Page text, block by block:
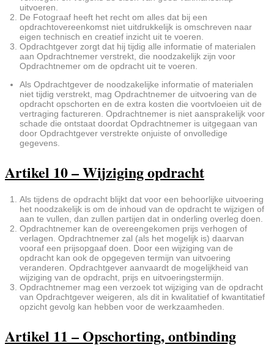
uitvoeren.
De Fotograaf heeft het recht om alles dat bij een
opdrachtovereenkomst niet uitdrukkelijk is omschreven naar
eigen technisch en creatief inzicht uit te voeren.
Opdrachtgever zorgt dat hij tijdig alle informatie of materialen
aan Opdrachtnemer verstrekt, die noodzakelijk zijn voor
Opdrachtnemer om de opdracht uit te voeren.
Als Opdrachtgever de noodzakelijke informatie of materialen
niet tijdig verstrekt, mag Opdrachtnemer de uitvoering van de
opdracht opschorten en de extra kosten die voortvloeien uit de
vertraging factureren. Opdrachtnemer is niet aansprakelijk voor
schade die ontstaat doordat Opdrachtnemer is uitgegaan van
door Opdrachtgever verstrekte onjuiste of onvolledige
gegevens.
Artikel 10 – Wijziging opdracht
Als tijdens de opdracht blijkt dat voor een behoorlijke uitvoering
het noodzakelijk is om de inhoud van de opdracht te wijzigen of
aan te vullen, dan zullen partijen dat in onderling overleg doen.
Opdrachtnemer kan de overeengekomen prijs verhogen of
verlagen. Opdrachtnemer zal (als het mogelijk is) daarvan
vooraf een prijsopgaaf doen. Door een wijziging van de
opdracht kan ook de opgegeven termijn van uitvoering
veranderen. Opdrachtgever aanvaardt de mogelijkheid van
wijziging van de opdracht, prijs en uitvoeringstermijn.
Opdrachtnemer mag een verzoek tot wijziging van de opdracht
van Opdrachtgever weigeren, als dit in kwalitatief of kwantitatief
opzicht gevolg kan hebben voor de werkzaamheden.
Artikel 11 – Opschorting, ontbinding